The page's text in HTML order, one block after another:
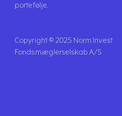
portefølje.
Copyright © 2025 Norm Invest
Fondsmæglerselskab A/S